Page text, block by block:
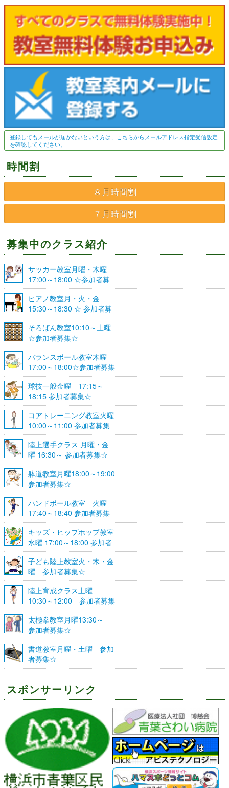
登録してもメールが届かないという方は、こちらからメールアドレス指定受信設定
を確認してください。
時間割
８月時間割
７月時間割
募集中のクラス紹介
サッカー教室月曜・木曜
17:00～18:00 ☆参加者募
集☆
ピアノ教室月・火・金
15:30～18:30 ☆ 参加者募
集☆
そろばん教室10:10～土曜
☆参加者募集☆
バランスボール教室木曜
17:00～18:00☆参加者募集
☆
球技一般金曜 17:15～
18:15 参加者募集☆
コアトレーニング教室火曜
10:00～11:00 参加者募集
陸上選手クラス 月曜・金
曜 16:30～ 参加者募集☆
躰道教室月曜18:00～19:00
参加者募集☆
ハンドボール教室 火曜
17:40～18:40 参加者募集
☆
キッズ・ヒップホップ教室
水曜 17:00～18:00 参加者
募集☆
子ども陸上教室火・木・金
曜 参加者募集☆
陸上育成クラス土曜
10:30～12:00 参加者募集
☆
太極拳教室月曜13:30～
参加者募集☆
書道教室月曜・土曜 参加
者募集☆
スポンサーリンク